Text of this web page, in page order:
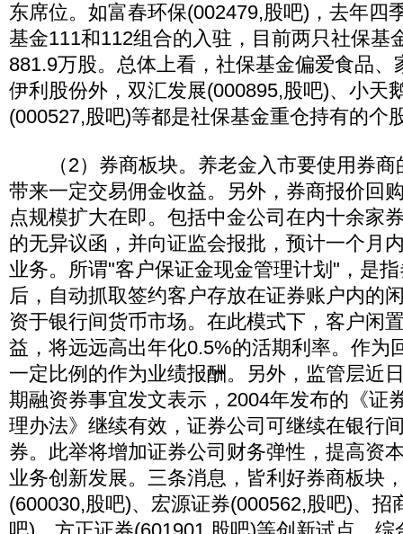
东席位。如富春环保(002479,股吧)，去年四
基金111和112组合的入驻，目前两只社保基
881.9万股。总体上看，社保基金偏爱食品、
伊利股份外，双汇发展(000895,股吧)、小天
(000527,股吧)等都是社保基金重仓持有的个
（2）券商板块。养老金入市要使用券商
带来一定交易佣金收益。另外，券商报价回
点规模扩大在即。包括中金公司在内十余家
的无异议函，并向证监会报批，预计一个月
业务。所谓"客户保证金现金管理计划"，是
后，自动抓取签约客户存放在证券账户内的
资于银行间货币市场。在此模式下，客户闲
益，将远远高出年化0.5%的活期利率。作为
一定比例的作为业绩报酬。另外，监管层近
期融资券事宜发文表示，2004年发布的《证
理办法》继续有效，证券公司可继续在银行
券。此举将增加证券公司财务弹性，提高资
业务创新发展。三条消息，皆利好券商板块
(600030,股吧)、宏源证券(000562,股吧)、招